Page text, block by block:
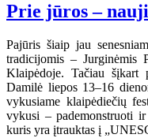
Prie jūros –
Pajūris šiaip jau
tradicijomis – Jurginėmis
Klaipėdoje. Tačiau šįkart
Damilė liepos 13–16
vykusiame klaipėdiečių
vykusi – pademonstruoti
kuris yra įtrauktas į